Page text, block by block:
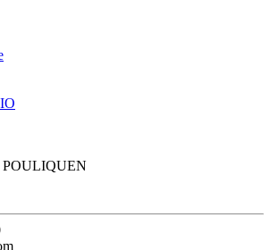
POULIQUEN